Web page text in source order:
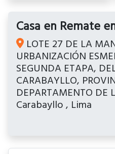
Casa en Remate
LOTE 27 DE LA
URBANIZACIÓN
SEGUNDA ETAPA,
CARABAYLLO,
DEPARTAMENTO DE
Carabayllo, Lima